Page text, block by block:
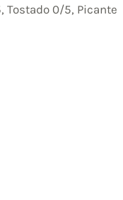
Tostado 0/5, Picante